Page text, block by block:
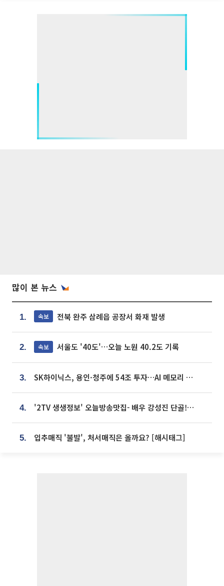
많이 본 뉴스
1. 속보 전북 완주 삼례읍 공장서 화재 발생
2. 속보 서울도 '40도'…오늘 노원 40.2도 기록
3. SK하이닉스, 용인·청주에 54조 투자…AI 메모리 생산기지 키운다
4. '2TV 생생정보' 오늘방송맛집- 배우 강성진 단골! 쌀국수ㆍ푸팟퐁 커리 맛집 '블○○○'
5. 입추매직 '불발', 처서매직은 올까요? [해시태그]